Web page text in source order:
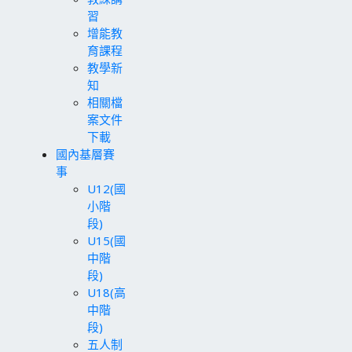
習
增能教
育課程
教學新
知
相關檔
案文件
下載
國內基層賽
事
U12(國
小階
段)
U15(國
中階
段)
U18(高
中階
段)
五人制